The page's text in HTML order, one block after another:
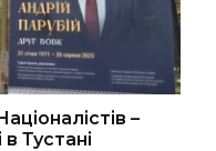
–
Тустані